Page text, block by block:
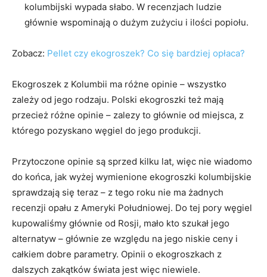
kolumbijski wypada słabo. W recenzjach ludzie
głównie wspominają o dużym zużyciu i ilości popiołu.
Zobacz: Pellet czy ekogroszek? Co się bardziej opłaca?
Ekogroszek z Kolumbii ma różne opinie – wszystko
zależy od jego rodzaju. Polski ekogroszki też mają
przecież różne opinie – zalezy to głównie od miejsca, z
którego pozyskano węgiel do jego produkcji.
Przytoczone opinie są sprzed kilku lat, więc nie wiadomo
do końca, jak wyżej wymienione ekogroszki kolumbijskie
sprawdzają się teraz – z tego roku nie ma żadnych
recenzji opału z Ameryki Południowej. Do tej pory węgiel
kupowaliśmy głównie od Rosji, mało kto szukał jego
alternatyw – głównie ze względu na jego niskie ceny i
całkiem dobre parametry. Opinii o ekogroszkach z
dalszych zakątków świata jest więc niewiele.